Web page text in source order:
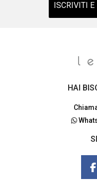
ISCRIVITI E
HAI